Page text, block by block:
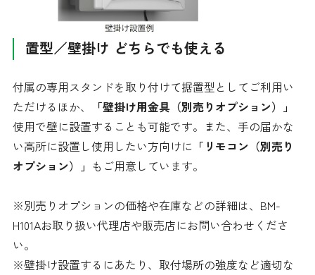
置型／壁掛け どちらでも使える
付属の専用スタンドを取り付けて据置型としてご利用い
ただけるほか、
「壁掛け用金具（別売りオプション）」
使用で壁に設置することも可能です。また、手の届かな
い高所に設置し使用したい方向けに 「リモコン（別売り
オプション）」 もご用意しています。
※別売りオプションの価格や在庫などの詳細は、BM-
H101Aお取り扱い代理店や販売店にお問い合わせくださ
い。
※壁掛け設置するにあたり、取付場所の強度など適切な